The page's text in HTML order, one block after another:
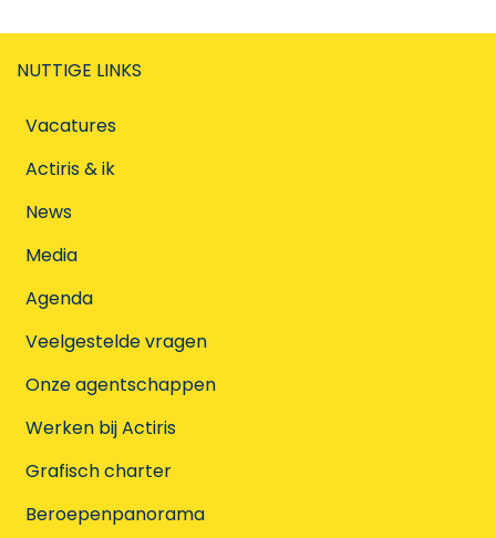
NUTTIGE LINKS
Vacatures
Actiris & ik
News
Media
Agenda
Veelgestelde vragen
Onze agentschappen
Werken bij Actiris
Grafisch charter
Beroepenpanorama